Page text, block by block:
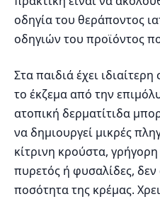
οδηγία του θεράποντος
οδηγιών του προϊόντος
Στα παιδιά έχει
το έκζεμα από την
ατοπική δερματίτιδα
να δημιουργεί μικρές
κίτρινη κρούστα,
πυρετός ή φυσαλίδες, δεν
ποσότητα της κρέμας.